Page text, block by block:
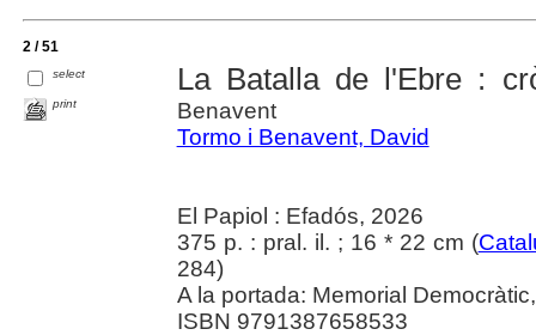
2 / 51
select
print
La Batalla de l'Ebre :
Benavent
Tormo i Benavent, David
El Papiol : Efadós, 2026
375 p. : pral. il. ; 16 * 22 cm (
284)
A la portada: Memorial
ISBN 9791387658533